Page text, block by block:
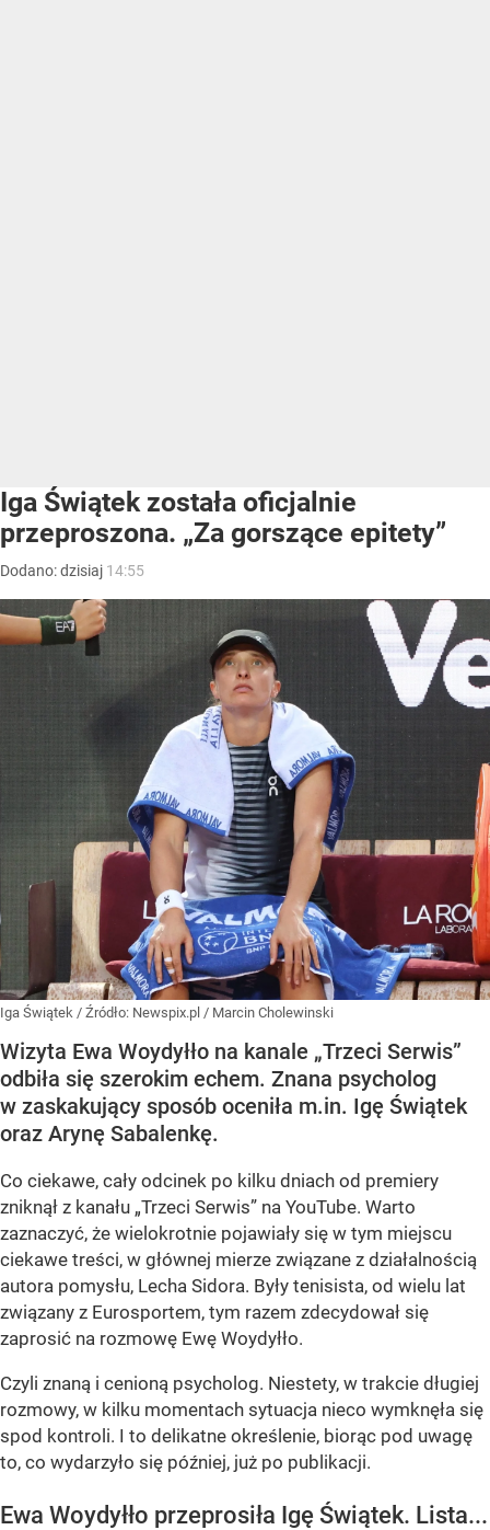
Iga Świątek została oficjalnie
przeproszona. „Za gorszące epitety”
Dodano:dzisiaj 14:55
Iga Świątek / Źródło: Newspix.pl / Marcin Cholewinski
Wizyta Ewa Woydyłło na kanale „Trzeci Serwis”
odbiła się szerokim echem. Znana psycholog
w zaskakujący sposób oceniła m.in. Igę Świątek
oraz Arynę Sabalenkę.
Co ciekawe, cały odcinek po kilku dniach od premiery
zniknął z kanału „Trzeci Serwis” na YouTube. Warto
zaznaczyć, że wielokrotnie pojawiały się w tym miejscu
ciekawe treści, w głównej mierze związane z działalnością
autora pomysłu, Lecha Sidora. Były tenisista, od wielu lat
związany z Eurosportem, tym razem zdecydował się
zaprosić na rozmowę Ewę Woydyłło.
Czyli znaną i cenioną psycholog. Niestety, w trakcie długiej
rozmowy, w kilku momentach sytuacja nieco wymknęła się
spod kontroli. I to delikatne określenie, biorąc pod uwagę
to, co wydarzyło się później, już po publikacji.
Ewa Woydyłło przeprosiła Igę Świątek. Lista...